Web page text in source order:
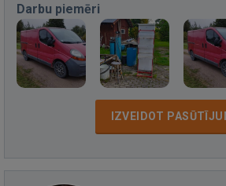
Darbu piemēri
IZVEIDOT